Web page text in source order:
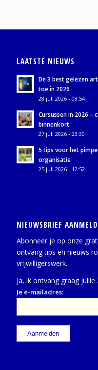
LAATSTE NIEUWS
De 3 best gelezen
toe in 2026
28 juli 2026 - 08:54
Cursussen in 2026 –
binnenkort.
27 juli 2026 - 23:30
5 tips voor het
organisatie
25 juli 2026 - 12:52
NIEUWSBRIEF
Abonneer je op onze
ontvang tips en nieuws
vrijwilligerswerk.
Ja, ik ontvang graag
Je e-mailadres: